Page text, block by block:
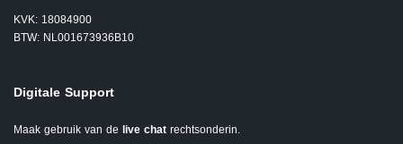
KVK: 18084900
BTW: NL001673936B10
Digitale Support
Maak gebruik van de live chat rechtsonderin.